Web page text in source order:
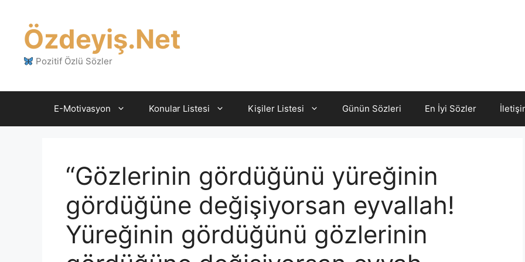
Özdeyiş.Net
Pozitif Özlü Sözler
E-Motivasyon Konular Listesi Kişiler Listesi Günün Sözleri En İyi Sözler
“Gözlerinin gördüğünü yüreğinin
gördüğüne değişiyorsan eyvallah!
Yüreğinin gördüğünü gözlerinin